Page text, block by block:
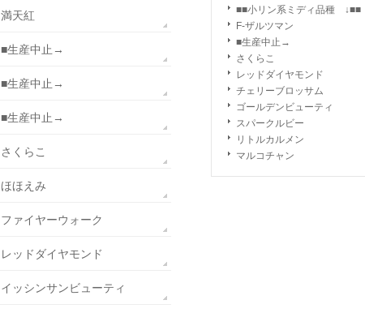
■■小リン系ミディ品種 ↓■■
F-ザルツマン
■生産中止→
さくらこ
レッドダイヤモンド
チェリーブロッサム
ゴールデンビューティ
スパークルビー
リトルカルメン
マルコチャン
満天紅
■生産中止→
■生産中止→
■生産中止→
さくらこ
ほほえみ
ファイヤーウォーク
レッドダイヤモンド
イッシンサンビューティ